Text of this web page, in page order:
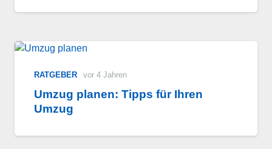
RATGEBER vor 4 Jahren
Umzug planen: Tipps für Ihren
Umzug